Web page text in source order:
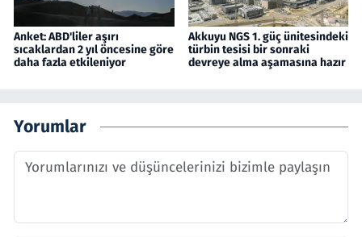
Anket: ABD'liler aşırı
sıcaklardan 2 yıl öncesine göre
daha fazla etkileniyor
Akkuyu NGS 1. güç ünitesindeki
türbin tesisi bir sonraki
devreye alma aşamasına hazır
Yorumlar